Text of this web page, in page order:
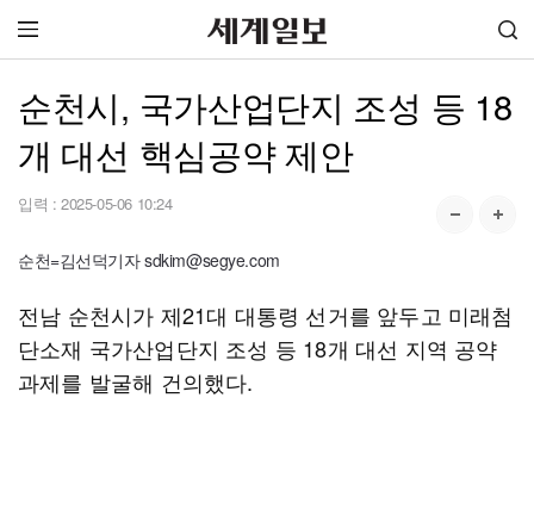
순천시, 국가산업단지 조성 등 18
개 대선 핵심공약 제안
입력 : 2025-05-06 10:24
순천=김선덕기자 sdkim@segye.com
전남 순천시가 제21대 대통령 선거를 앞두고 미래첨
단소재 국가산업단지 조성 등 18개 대선 지역 공약
과제를 발굴해 건의했다.